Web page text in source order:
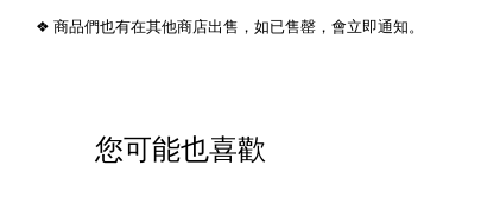
❖ 商品們也有在其他商店出售，如已售罄，會立即通知。
您可能也喜歡